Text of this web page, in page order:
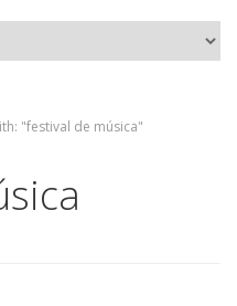
"festival de música"